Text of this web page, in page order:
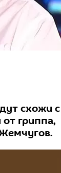
схожи с
гриппа,